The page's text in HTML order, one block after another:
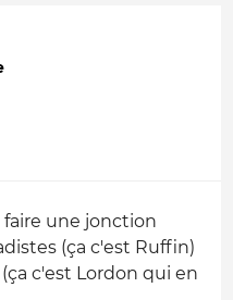
une jonction
(ça c'est Ruffin)
c'est Lordon qui en